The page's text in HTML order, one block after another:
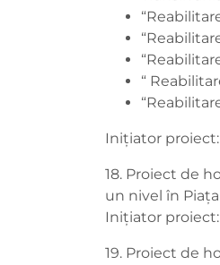
“
Inițiator
18. Proiect de
un nivel în
Inițiator
19. Proiect de